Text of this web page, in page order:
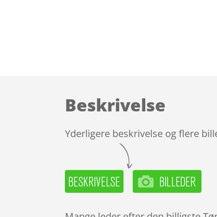
Beskrivelse
Yderligere beskrivelse og flere